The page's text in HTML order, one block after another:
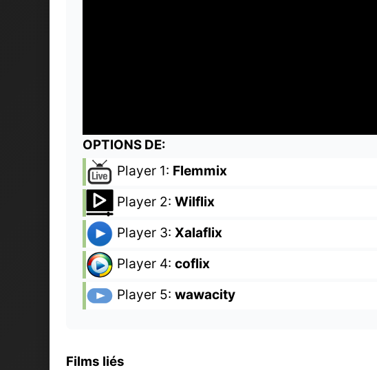
OPTIONS DE:
Player 1: Flemmix
Player 2: Wilflix
Player 3: Xalaflix
Player 4: coflix
Player 5: wawacity
Films liés